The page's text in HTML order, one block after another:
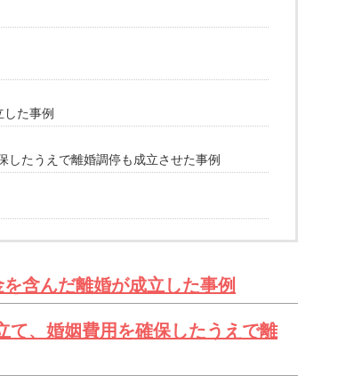
た事例
たうえで離婚調停も成立させた事例
含んだ離婚が成立した事例
て、婚姻費用を確保したうえで離